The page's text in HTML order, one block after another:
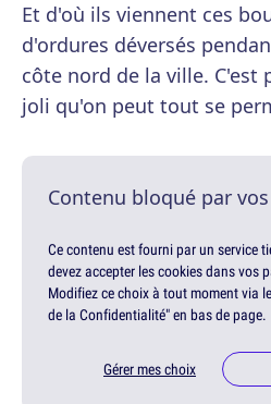
Et d'où ils viennent ces
d'ordures déversés
côte nord de la ville. C'est
joli qu'on peut tout se
Contenu bloqué par
Ce contenu est fourni par un service
devez accepter les cookies dans vos
Modifiez ce choix à tout moment via
de la Confidentialité" en bas de page.
Gérer mes choix